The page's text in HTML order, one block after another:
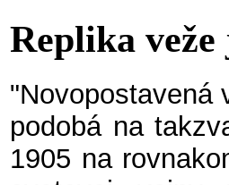
Replika
"Novopostavená
podobá na
1905 na